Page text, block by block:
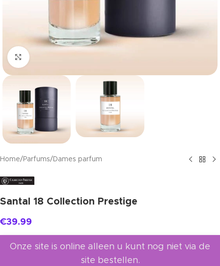
Click to enlarge
Home/ Parfums/ Dames parfum
Santal 18 Collection Prestige
€39.99
Onze site is online alleen u kunt nog niet via de
site bestellen.